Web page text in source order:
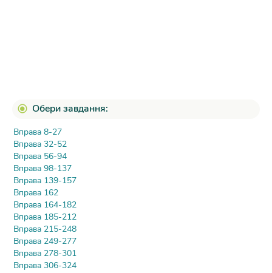
Обери завдання:
Вправа 8-27
Вправа 32-52
Вправа 56-94
Вправа 98-137
Вправа 139-157
Вправа 162
Вправа 164-182
Вправа 185-212
Вправа 215-248
Вправа 249-277
Вправа 278-301
Вправа 306-324